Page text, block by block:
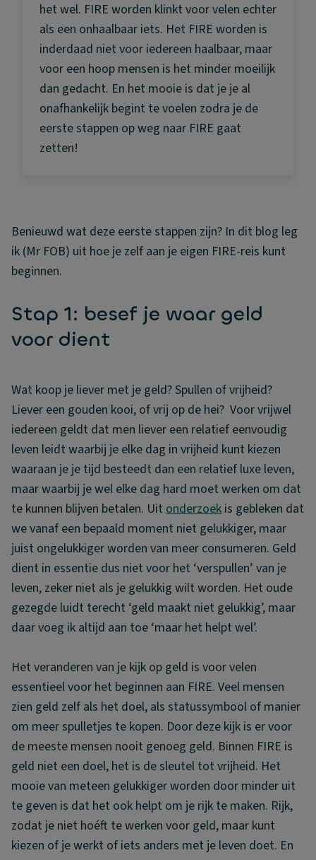
het wel. FIRE worden klinkt voor velen echter
als een onhaalbaar iets. Het FIRE worden is
inderdaad niet voor iedereen haalbaar, maar
voor een hoop mensen is het minder moeilijk
dan gedacht. En het mooie is dat je je al
onafhankelijk begint te voelen zodra je de
eerste stappen op weg naar FIRE gaat
zetten!
Benieuwd wat deze eerste stappen zijn? In dit blog leg
ik (Mr FOB) uit hoe je zelf aan je eigen FIRE-reis kunt
beginnen.
Stap 1: besef je waar geld
voor dient
Wat koop je liever met je geld? Spullen of vrijheid?
Liever een gouden kooi, of vrij op de hei? Voor vrijwel
iedereen geldt dat men liever een relatief eenvoudig
leven leidt waarbij je elke dag in vrijheid kunt kiezen
waaraan je je tijd besteedt dan een relatief luxe leven,
maar waarbij je wel elke dag hard moet werken om dat
te kunnen blijven betalen. Uit onderzoek is gebleken dat
we vanaf een bepaald moment niet gelukkiger, maar
juist ongelukkiger worden van meer consumeren. Geld
dient in essentie dus niet voor het ‘verspullen’ van je
leven, zeker niet als je gelukkig wilt worden. Het oude
gezegde luidt terecht ‘geld maakt niet gelukkig’, maar
daar voeg ik altijd aan toe ‘maar het helpt wel’.
Het veranderen van je kijk op geld is voor velen
essentieel voor het beginnen aan FIRE. Veel mensen
zien geld zelf als het doel, als statussymbool of manier
om meer spulletjes te kopen. Door deze kijk is er voor
de meeste mensen nooit genoeg geld. Binnen FIRE is
geld niet een doel, het is de sleutel tot vrijheid. Het
mooie van meteen gelukkiger worden door minder uit
te geven is dat het ook helpt om je rijk te maken. Rijk,
zodat je niet hoéft te werken voor geld, maar kunt
kiezen of je werkt of iets anders met je leven doet. En